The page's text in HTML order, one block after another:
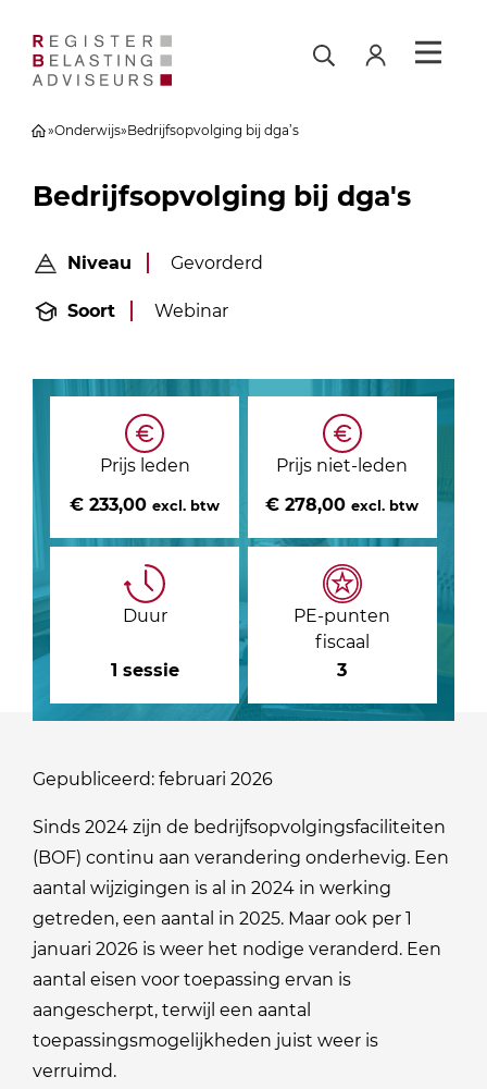
»Onderwijs»Bedrijfsopvolging bij dga’s
Bedrijfsopvolging bij dga's
Niveau Gevorderd
Soort Webinar
Prijs leden
€ 233,00excl. btw
Prijs niet-leden
€ 278,00excl. btw
Duur
1 sessie
PE-punten
fiscaal
3
Gepubliceerd: februari 2026
Sinds 2024 zijn de bedrijfsopvolgingsfaciliteiten
(BOF) continu aan verandering onderhevig. Een
aantal wijzigingen is al in 2024 in werking
getreden, een aantal in 2025. Maar ook per 1
januari 2026 is weer het nodige veranderd. Een
aantal eisen voor toepassing ervan is
aangescherpt, terwijl een aantal
toepassingsmogelijkheden juist weer is
verruimd.